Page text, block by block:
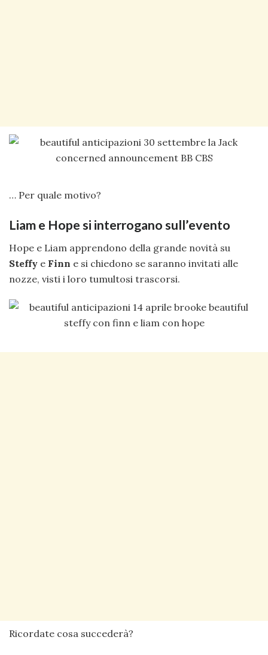
… Per quale motivo?
Liam e Hope si interrogano sull’evento
Hope e Liam apprendono della grande novità su
Steffy e Finn e si chiedono se saranno invitati alle
nozze, visti i loro tumultosi trascorsi.
Ricordate cosa succederà?